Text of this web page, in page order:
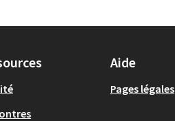
Aide
Pages légales